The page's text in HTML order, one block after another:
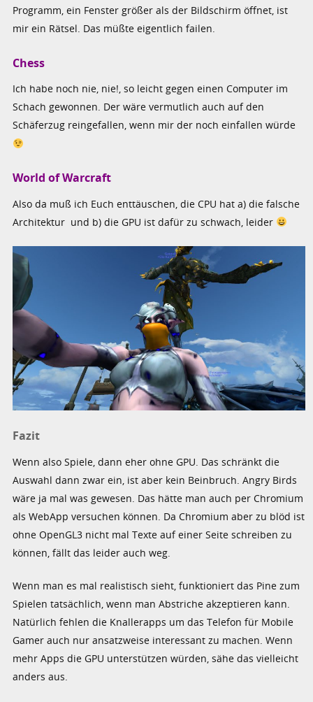
Programm, ein Fenster größer als der Bildschirm öffnet, ist
mir ein Rätsel. Das müßte eigentlich failen.
Chess
Ich habe noch nie, nie!, so leicht gegen einen Computer im
Schach gewonnen. Der wäre vermutlich auch auf den
Schäferzug reingefallen, wenn mir der noch einfallen würde
World of Warcraft
Also da muß ich Euch enttäuschen, die CPU hat a) die falsche
Architektur und b) die GPU ist dafür zu schwach, leider
Fazit
Wenn also Spiele, dann eher ohne GPU. Das schränkt die
Auswahl dann zwar ein, ist aber kein Beinbruch. Angry Birds
wäre ja mal was gewesen. Das hätte man auch per Chromium
als WebApp versuchen können. Da Chromium aber zu blöd ist
ohne OpenGL3 nicht mal Texte auf einer Seite schreiben zu
können, fällt das leider auch weg.
Wenn man es mal realistisch sieht, funktioniert das Pine zum
Spielen tatsächlich, wenn man Abstriche akzeptieren kann.
Natürlich fehlen die Knallerapps um das Telefon für Mobile
Gamer auch nur ansatzweise interessant zu machen. Wenn
mehr Apps die GPU unterstützen würden, sähe das vielleicht
anders aus.